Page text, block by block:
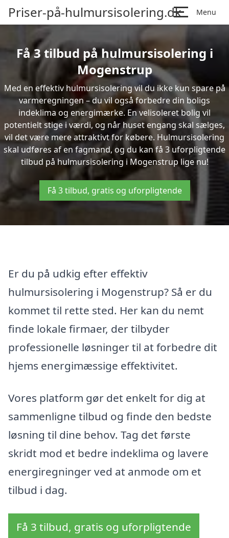
Priser-på-hulmursisolering.dk Menu
Få 3 tilbud på hulmursisolering i
Mogenstrup
Med en effektiv hulmursisolering vil du ikke kun spare på
varmeregningen – du vil også forbedre din boligs
indeklima og energimærke. En velisoleret bolig vil
potentielt stige i værdi, og når huset engang skal sælges,
vil det være mere attraktivt for købere. Hulmursisolering
skal udføres af en fagmand, og du kan få 3 uforpligtende
tilbud på hulmursisolering i Mogenstrup lige nu!
Få 3 tilbud, gratis og uforpligtende
Er du på udkig efter effektiv
hulmursisolering i Mogenstrup? Så er du
kommet til rette sted. Her kan du nemt
finde lokale firmaer, der tilbyder
professionelle løsninger til at forbedre dit
hjems energimæssige effektivitet.
Vores platform gør det enkelt for dig at
sammenligne tilbud og finde den bedste
løsning til dine behov. Tag det første
skridt mod et bedre indeklima og lavere
energiregninger ved at anmode om et
tilbud i dag.
Få 3 tilbud, gratis og uforpligtende